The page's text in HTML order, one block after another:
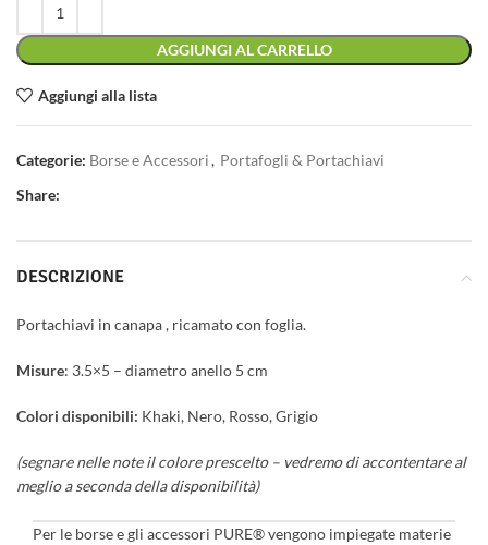
AGGIUNGI AL CARRELLO
Aggiungi alla lista
Categorie: Borse e Accessori, Portafogli & Portachiavi
Share:
DESCRIZIONE
Portachiavi in canapa , ricamato con foglia.
Misure: 3.5×5 – diametro anello 5 cm
Colori disponibili: Khaki, Nero, Rosso, Grigio
(segnare nelle note il colore prescelto – vedremo di accontentare al
meglio a seconda della disponibilità)
Per le borse e gli accessori PURE® vengono impiegate materie